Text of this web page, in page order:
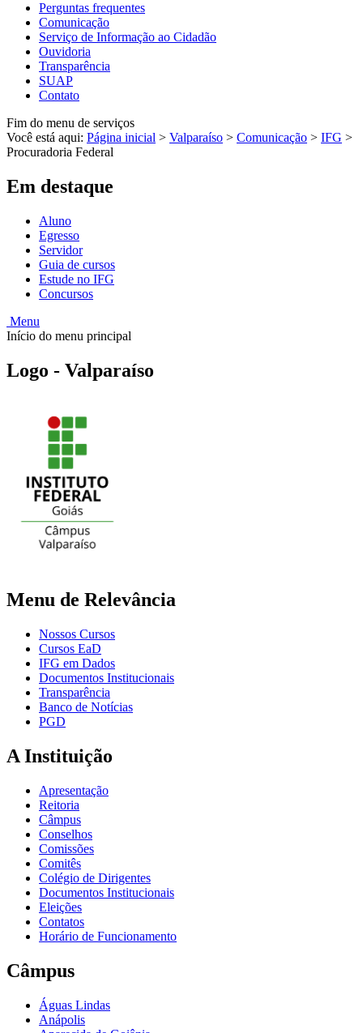
Perguntas frequentes
Comunicação
Serviço de Informação ao Cidadão
Ouvidoria
Transparência
SUAP
Contato
Fim do menu de serviços
Você está aqui: Página inicial > Valparaíso > Comunicação > IFG >
Procuradoria Federal
Em destaque
Aluno
Egresso
Servidor
Guia de cursos
Estude no IFG
Concursos
Menu
Início do menu principal
Logo - Valparaíso
Menu de Relevância
Nossos Cursos
Cursos EaD
IFG em Dados
Documentos Institucionais
Transparência
Banco de Notícias
PGD
A Instituição
Apresentação
Reitoria
Câmpus
Conselhos
Comissões
Comitês
Colégio de Dirigentes
Documentos Institucionais
Eleições
Contatos
Horário de Funcionamento
Câmpus
Águas Lindas
Anápolis